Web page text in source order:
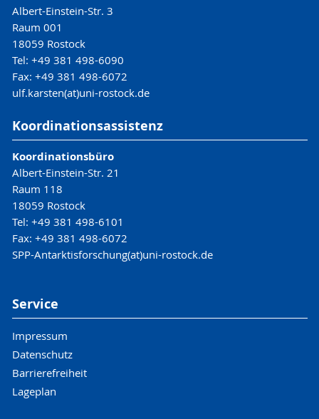
Albert-Einstein-Str. 3
Raum 001
18059 Rostock
Tel: +49 381 498-6090
Fax: +49 381 498-6072
ulf.karsten(at)uni-rostock.de
Koordinationsassistenz
Koordinationsbüro
Albert-Einstein-Str. 21
Raum 118
18059 Rostock
Tel: +49 381 498-6101
Fax: +49 381 498-6072
SPP-Antarktisforschung(at)uni-rostock.de
Service
Impressum
Datenschutz
Barrierefreiheit
Lageplan